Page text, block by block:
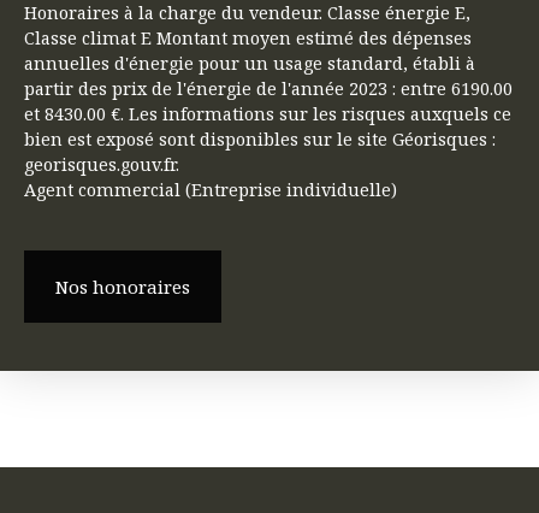
Honoraires à la charge du vendeur. Classe énergie E,
Classe climat E Montant moyen estimé des dépenses
annuelles d'énergie pour un usage standard, établi à
partir des prix de l'énergie de l'année 2023 : entre 6190.00
et 8430.00 €. Les informations sur les risques auxquels ce
bien est exposé sont disponibles sur le site Géorisques :
georisques.gouv.fr.
Agent commercial (Entreprise individuelle)
Nos honoraires